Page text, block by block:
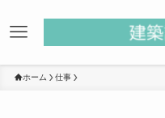
ホーム 仕事